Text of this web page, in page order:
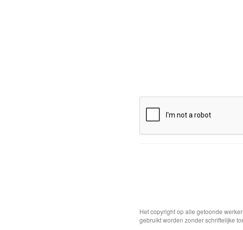
Het copyright op alle getoonde
gebruikt worden zonder schriftelijke